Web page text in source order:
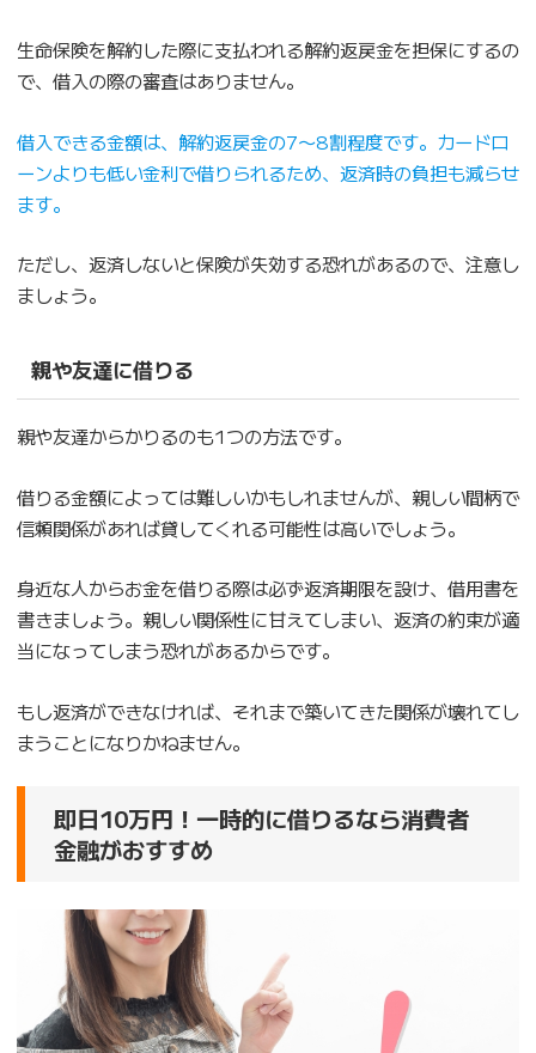
生命保険を解約した際に支払われる解約返戻金を担保にするの
で、借入の際の審査はありません。
借入できる金額は、解約返戻金の7〜8割程度です。カードロ
ーンよりも低い金利で借りられるため、返済時の負担も減らせ
ます。
ただし、返済しないと保険が失効する恐れがあるので、注意し
ましょう。
親や友達に借りる
親や友達からかりるのも1つの方法です。
借りる金額によっては難しいかもしれませんが、親しい間柄で
信頼関係があれば貸してくれる可能性は高いでしょう。
身近な人からお金を借りる際は必ず返済期限を設け、借用書を
書きましょう。親しい関係性に甘えてしまい、返済の約束が適
当になってしまう恐れがあるからです。
もし返済ができなければ、それまで築いてきた関係が壊れてし
まうことになりかねません。
即日10万円！一時的に借りるなら消費者
金融がおすすめ